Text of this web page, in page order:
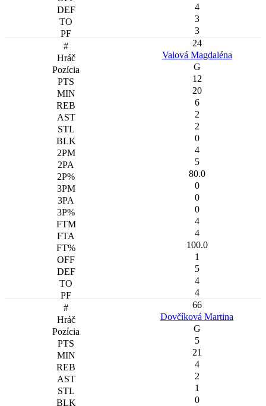
4
3
3
24
Valová Magdaléna
G
12
20
6
2
2
0
4
5
80.0
0
0
0
4
4
100.0
1
5
4
4
66
Dovčíková Martina
G
5
21
4
2
1
0